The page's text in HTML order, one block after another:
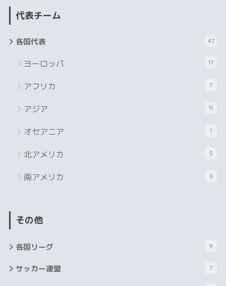
代表チーム
各国代表 47
ヨーロッパ 17
アフリカ 7
アジア 11
オセアニア 1
北アメリカ 5
南アメリカ 6
その他
各国リーグ 9
サッカー連盟 7